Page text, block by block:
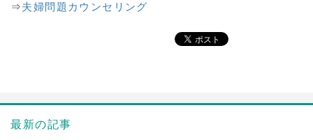
⇒夫婦問題カウンセリング
最新の記事